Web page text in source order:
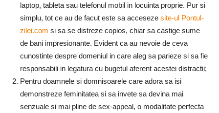
laptop, tableta sau telefonul mobil in locuinta proprie. Pur si
simplu, tot ce au de facut este sa acceseze site-ul Pontul-
zilei.com si sa se distreze copios, chiar sa castige sume
de bani impresionante. Evident ca au nevoie de ceva
cunostinte despre domeniul in care aleg sa parieze si sa fie
responsabili in legatura cu bugetul aferent acestei distractii;
Pentru doamnele si domnisoarele care adora sa isi
demonstreze feminitatea si sa invete sa devina mai
senzuale si mai pline de sex-appeal, o modalitate perfecta